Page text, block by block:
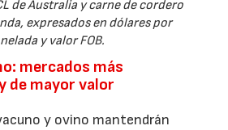
de Australia y carne de cordero
expresados en dólares por
y valor FOB.
mercados más
de mayor valor
y ovino mantendrán